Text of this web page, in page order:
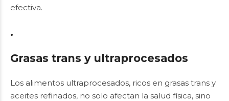
efectiva.
.
Grasas trans y ultraprocesados
Los alimentos ultraprocesados, ricos en grasas trans y
aceites refinados, no solo afectan la salud física, sino